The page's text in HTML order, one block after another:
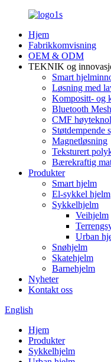
Hjem
Fabrikkomvisning
OEM & ODM
TEKNIK og
Smart
Løsning med
Kompositt- og
Bluetooth
CMF
Støtdempende
Magnetløsning
Teksturert
Bærekraftig
Produkter
Smart hjelm
El-sykkel hjelm
Sykkelhjelm
Veihjelm
Urban
Snøhjelm
Skatehjelm
Barnehjelm
Nyheter
Kontakt oss
English
Hjem
Produkter
Sykkelhjelm